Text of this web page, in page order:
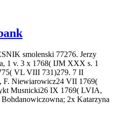
smolenski 77276. Jerzy
1 v. 3 x 1768( IJM XXX s. 1
VL VIII 731)279. 7 II
Niewiarowicz24 VII 1769(
Musnicki26 IX 1769( LVIA,
2x Katarzyna